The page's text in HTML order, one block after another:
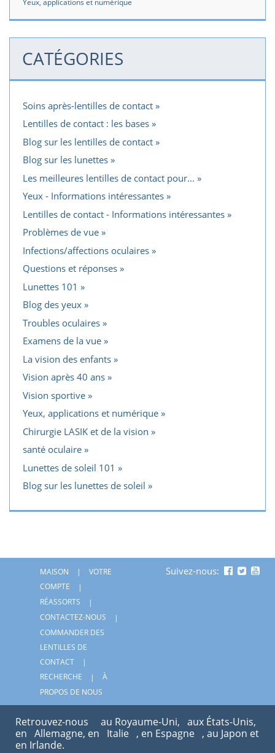
CATÉGORIES
Soins après-lentilles de contact
Lentilles de contact : les bases
Blog sur les lentilles de contact
Blog sur les lunettes
Les meilleures lentilles de contact pour...
Yeux - Informations intéressantes
Lentilles de contact - Informations intéressantes
Problèmes de vue
Infections/affections oculaires
Questions et réponses
Lunettes 101
Blog des yeux
Troubles oculaires
Examens de la vue
La vision des enfants
Vision après 40 ans
Vision sportive
Yeux, applications et numérique
Chirurgie LASIK et de la vision
santé oculaire
Lunettes de soleil 101
Blog sur les lunettes de soleil
MAISON
VOTRE
COMPTE
RÉASSORTS
CONTACTEZ-NOUS
COMMANDER DES
LENTILLES DE
CONTACT
RECHERCHE
À
PROPOS DE NOUS
Suivez-nous:
Retrouvez-nous au Royaume-Uni, aux États-Unis,
en Allemagne, en Italie , en Espagne , au Japon et
en Irlande.